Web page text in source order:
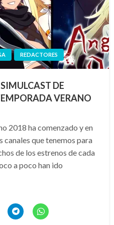
REDACTORES
DE
VERANO
2018 ha comenzado y en
canales que tenemos para
de los estrenos de cada
a poco han ido